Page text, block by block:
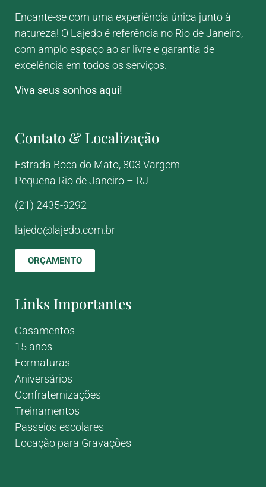
Encante-se com uma experiência única junto à
natureza! O Lajedo é referência no Rio de Janeiro,
com amplo espaço ao ar livre e garantia de
excelência em todos os serviços.
Viva seus sonhos aqui!
Contato & Localização
Estrada Boca do Mato, 803 Vargem
Pequena Rio de Janeiro – RJ
(21) 2435-9292
lajedo@lajedo.com.br
ORÇAMENTO
Links Importantes
Casamentos
15 anos
Formaturas
Aniversários
Confraternizações
Treinamentos
Passeios escolares
Locação para Gravações